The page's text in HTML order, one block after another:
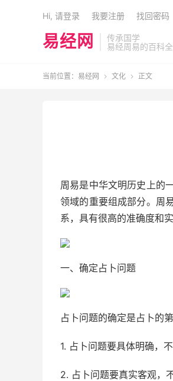
易经网
传承国学
易经周易的百科
Hi, 请登录 我要注册 找回密码
当前位置： 易经网  文化  正文
周易是中华文明历史上的
领域的重要组成部分。周
系，具有很高的准确度和
一、确定占卜问题
占卜问题的确定是占卜的
1. 占卜问题要具体明确，
2. 占卜问题要真实客观，